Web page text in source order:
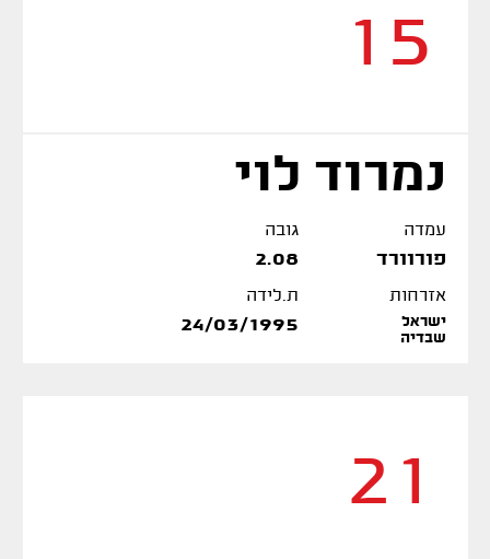
15
נמרוד לוי
עמדה
פורוורד
גובה
2.08
אזרחות
ישראל
שבדיה
ת.לידה
24/03/1995
21